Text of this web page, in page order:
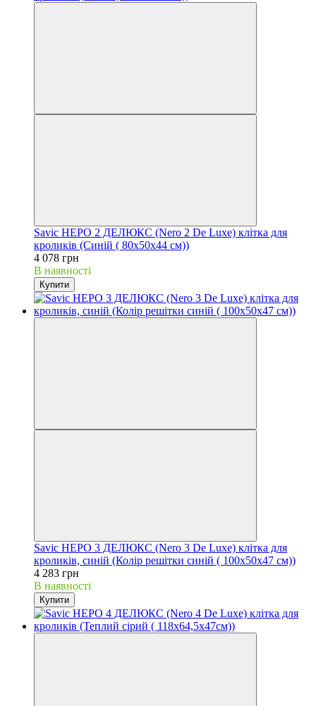
Savic НЕРО 2 ДЕЛЮКС (Nero 2 De Luxe) клітка для
кроликів (Cиній ( 80х50х44 см))
4 078 грн
В наявності
Купити
Savic НЕРО 3 ДЕЛЮКС (Nero 3 De Luxe) клітка для
кроликів, синій (Колір решітки синій ( 100х50х47 см))
4 283 грн
В наявності
Купити